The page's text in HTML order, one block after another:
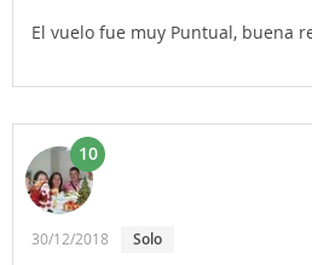
El vuelo fue muy Puntual, buena
10
30/12/2018 Solo